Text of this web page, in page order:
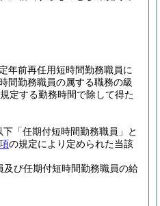
年前再任用短時間勤務職員に
間勤務職員の属する職務の級
定する勤務時間で除して得た
下「任期付短時間勤務職員」と
の規定により定められた当該
び任期付短時間勤務職員の給